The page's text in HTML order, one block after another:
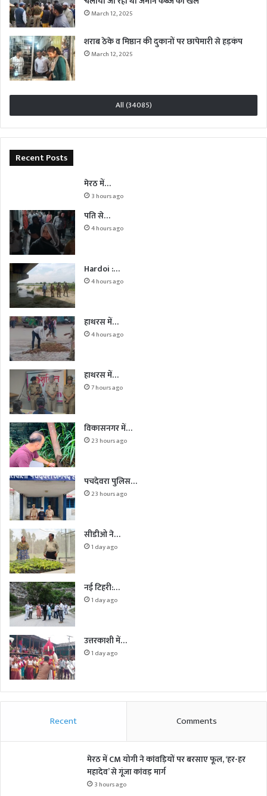
March 12, 2025
शराब ठेके व मिष्ठान की दुकानों पर छापेमारी से हड़कंप
March 12, 2025
All (34085)
Recent Posts
मेरठ में…
3 hours ago
पति से…
4 hours ago
Hardoi :…
4 hours ago
हाथरस में…
4 hours ago
हाथरस में…
7 hours ago
विकासनगर में…
23 hours ago
पचदेवरा पुलिस…
23 hours ago
सीडीओ ने…
1 day ago
नई टिहरी:…
1 day ago
उत्तरकाशी में…
1 day ago
Recent Comments
मेरठ में CM योगी ने कांवड़ियों पर बरसाए फूल, ‘हर-हर
महादेव’ से गूंजा कांवड़ मार्ग
3 hours ago